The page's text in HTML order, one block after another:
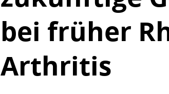
bei früher
Arthritis